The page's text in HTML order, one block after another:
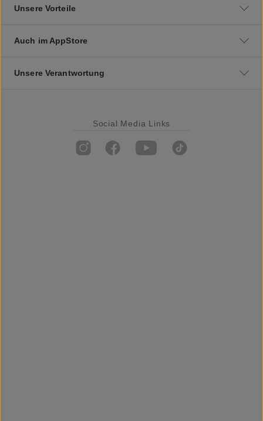
Unsere Vorteile
Auch im AppStore
Unsere Verantwortung
Social Media Links